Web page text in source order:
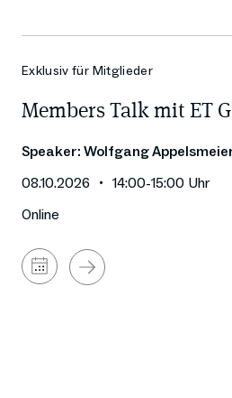
Exklusiv für Mitglieder
Members Talk mit ET
Speaker: Wolfgang
08.10.2026
14:00-15:00 Uhr
Online
Zum
Kalender